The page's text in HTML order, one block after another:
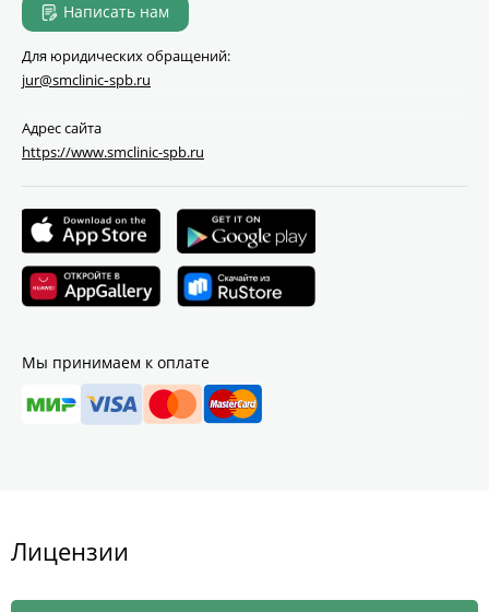
Написать нам
Для юридических обращений:
jur@smclinic‑spb.ru
Адрес сайта
https://www.smclinic-spb.ru
Мы принимаем к оплате
Лицензии